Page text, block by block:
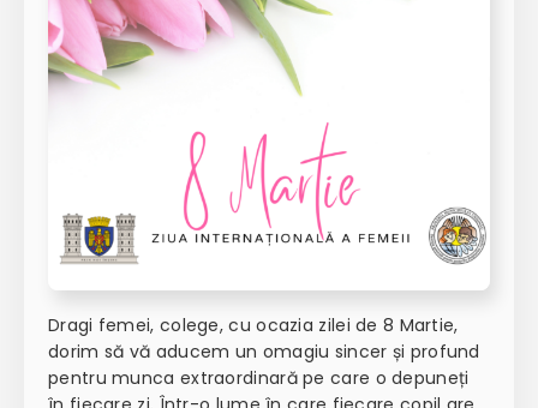
Dragi femei, colege, cu ocazia zilei de 8 Martie,
dorim să vă aducem un omagiu sincer și profund
pentru munca extraordinară pe care o depuneți